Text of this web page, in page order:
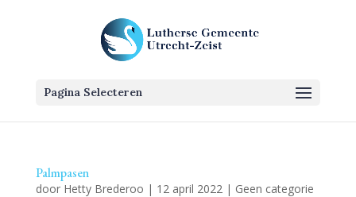
Pagina Selecteren
Palmpasen
door Hetty Brederoo | 12 april 2022 | Geen categorie